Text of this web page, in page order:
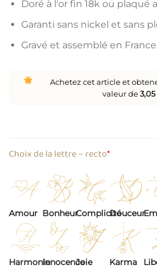
Doré à l'or fin 18k ou plaqué
Garanti sans nickel et sans
Gravé et assemblé en France
Achetez cet article et
valeur de3,05
*
Choix de la lettre – recto
Amour BonheurComplicitéDouceur
HarmonieInnocenceJoie Karma